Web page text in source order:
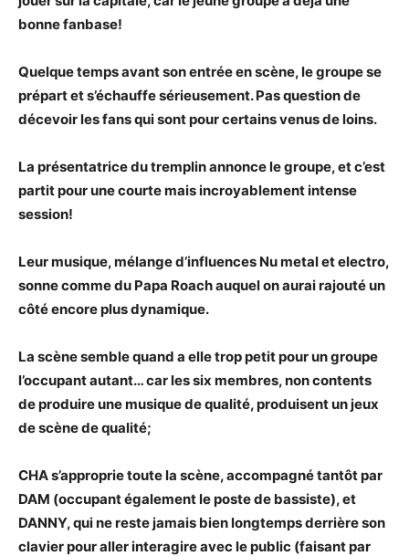
bonne fanbase!
Quelque temps avant son entrée en scène, le groupe se
prépart et s’échauffe sérieusement. Pas question de
décevoir les fans qui sont pour certains venus de loins.
La présentatrice du tremplin annonce le groupe, et c’est
partit pour une courte mais incroyablement intense
session!
Leur musique, mélange d’influences Nu metal et electro,
sonne comme du Papa Roach auquel on aurai rajouté un
côté encore plus dynamique.
La scène semble quand a elle trop petit pour un groupe
l’occupant autant… car les six membres, non contents
de produire une musique de qualité, produisent un jeux
de scène de qualité;
CHA s’approprie toute la scène, accompagné tantôt par
DAM (occupant également le poste de bassiste), et
DANNY, qui ne reste jamais bien longtemps derrière son
clavier pour aller interagire avec le public (faisant par